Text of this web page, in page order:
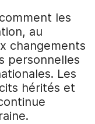
les
au
changements
personnelles
Les
hérités et